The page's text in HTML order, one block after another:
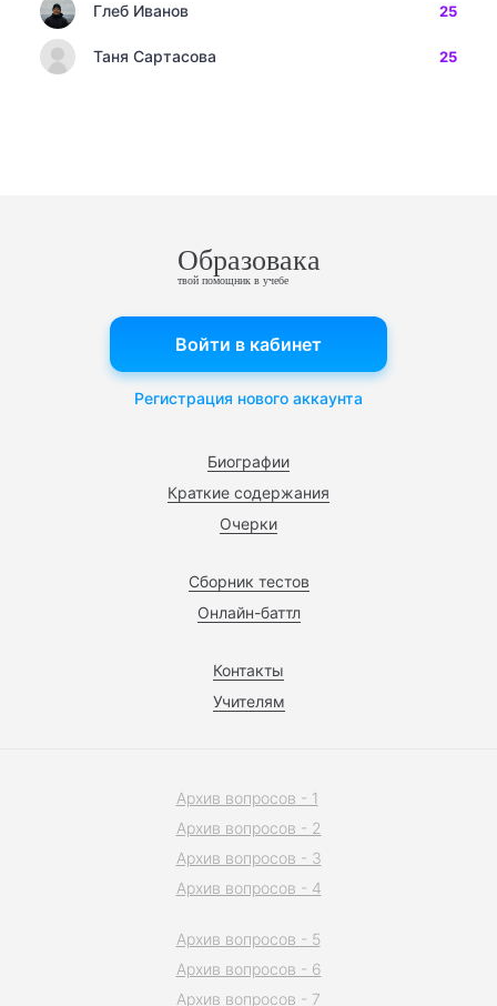
Глеб Иванов 25
Таня Сартасова 25
Образовака
твой помощник в учебе
Биографии
Краткие содержания
Очерки
Сборник тестов
Онлайн-баттл
Контакты
Учителям
Войти в кабинет
Регистрация нового аккаунта
Архив вопросов - 1
Архив вопросов - 2
Архив вопросов - 3
Архив вопросов - 4
Архив вопросов - 5
Архив вопросов - 6
Архив вопросов - 7